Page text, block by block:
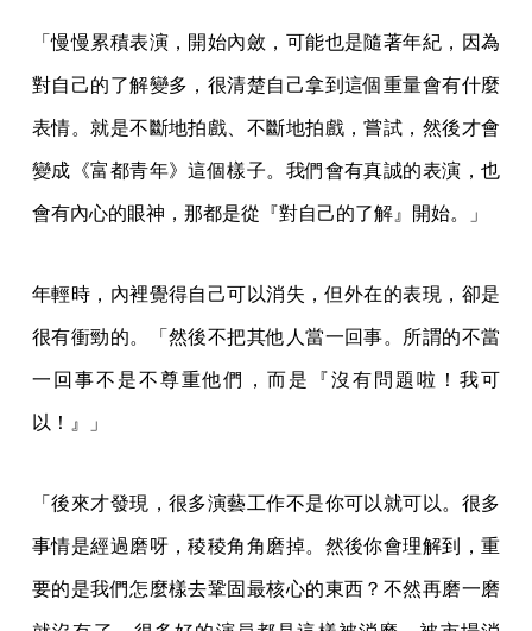
「慢慢累積表演，開始內斂，可能也是隨著年紀，因為
對自己的了解變多，很清楚自己拿到這個重量會有什麼
表情。就是不斷地拍戲、不斷地拍戲，嘗試，然後才會
變成《富都青年》這個樣子。我們會有真誠的表演，也
會有內心的眼神，那都是從『對自己的了解』開始。」
年輕時，內裡覺得自己可以消失，但外在的表現，卻是
很有衝勁的。「然後不把其他人當一回事。所謂的不當
一回事不是不尊重他們，而是『沒有問題啦！我可
以！』」
「後來才發現，很多演藝工作不是你可以就可以。很多
事情是經過磨呀，稜稜角角磨掉。然後你會理解到，重
要的是我們怎麼樣去鞏固最核心的東西？不然再磨一磨